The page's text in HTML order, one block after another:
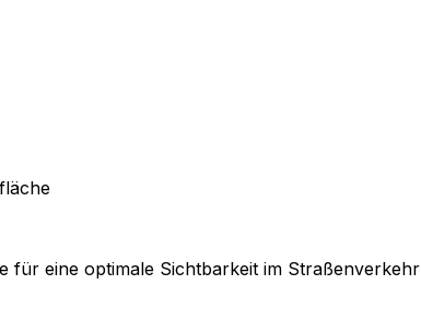
eine optimale Sichtbarkeit im Straßenverkehr